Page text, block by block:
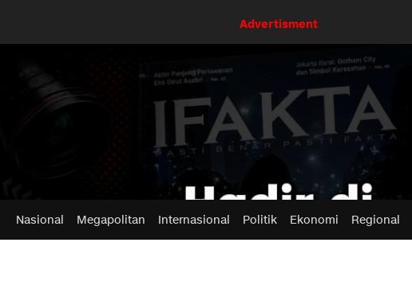
Advertisment
Nasional Megapolitan Internasional Politik Ekonomi Regional